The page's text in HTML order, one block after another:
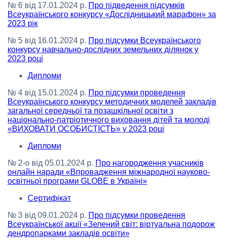
№ 6 від 17.01.2024 р. Про підведення підсумків
Всеукраїнського конкурсу «Дослідницький марафон» за
2023 рік
№ 5 від 16.01.2024 р. Про підсумки Всеукраїнського
конкурсу навчально-дослідних земельних ділянок у
2023 році
Дипломи
№ 4 від 15.01.2024 р. Про підсумки проведення
Всеукраїнського конкурсу методичних моделей закладів
загальної середньої та позашкільної освіти з
національно-патріотичного виховання дітей та молоді
«ВИХОВАТИ ОСОБИСТІСТЬ» у 2023 році
Дипломи
№ 2-о від 05.01.2024 р. Про нагородження учасників
онлайн наради «Впровадження міжнародної науково-
освітньої програми GLOBE в Україні»
Сертифікат
№ 3 від 09.01.2024 р. Про підсумки проведення
Всеукраїнської акції «Зелений світ: віртуальна подорож
дендропарками закладів освіти»